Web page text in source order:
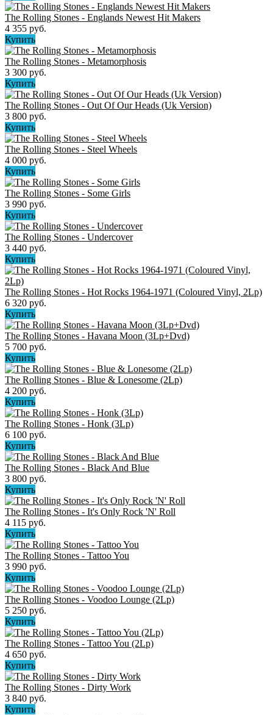
The Rolling Stones - Englands Newest Hit Makers
4 355 руб.
Купить
The Rolling Stones - Metamorphosis
3 300 руб.
Купить
The Rolling Stones - Out Of Our Heads (Uk Version)
3 800 руб.
Купить
The Rolling Stones - Steel Wheels
4 000 руб.
Купить
The Rolling Stones - Some Girls
3 990 руб.
Купить
The Rolling Stones - Undercover
3 440 руб.
Купить
The Rolling Stones - Hot Rocks 1964-1971 (Coloured Vinyl, 2Lp)
6 320 руб.
Купить
The Rolling Stones ‎- Havana Moon (3Lp+Dvd)
5 700 руб.
Купить
The Rolling Stones ‎- Blue & Lonesome (2Lp)
4 200 руб.
Купить
The Rolling Stones - Honk (3Lp)
6 100 руб.
Купить
The Rolling Stones - Black And Blue
3 800 руб.
Купить
The Rolling Stones - It's Only Rock 'N' Roll
4 115 руб.
Купить
The Rolling Stones - Tattoo You
3 990 руб.
Купить
The Rolling Stones - Voodoo Lounge (2Lp)
5 250 руб.
Купить
The Rolling Stones - Tattoo You (2Lp)
4 650 руб.
Купить
The Rolling Stones - Dirty Work
3 840 руб.
Купить